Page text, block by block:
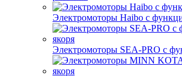
Электромоторы Haibo с
Электромоторы SEA-PRO с